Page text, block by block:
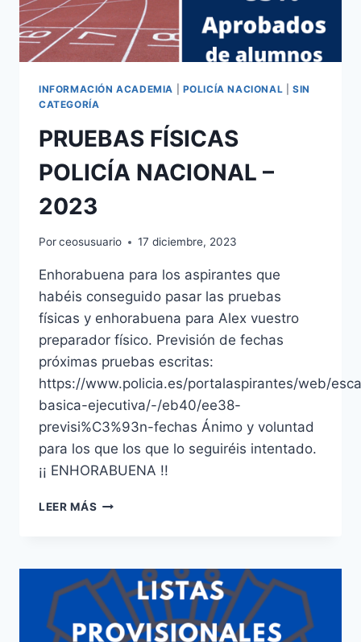
INFORMACIÓN ACADEMIA POLICÍA NACIONAL |SIN
CATEGORÍA
PRUEBAS FÍSICAS
POLICÍA NACIONAL –
2023
Porceosusuario 17 diciembre, 2023
Enhorabuena para los aspirantes que
habéis conseguido pasar las pruebas
físicas y enhorabuena para Alex vuestro
preparador físico. Previsión de fechas
próximas pruebas escritas:
https://www.policia.es/portalaspirantes/web/
basica-ejecutiva/-/eb40/ee38-
previsi%C3%93n-fechas Ánimo y voluntad
para los que los que lo seguiréis intentado.
¡¡ ENHORABUENA !!
LEER MÁS PRUEBAS
–
2023